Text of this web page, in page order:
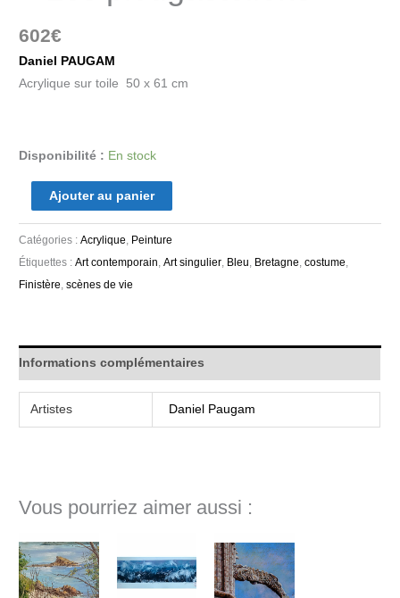
602€
Daniel PAUGAM
Acrylique sur toile 50 x 61 cm
Disponibilité : En stock
Ajouter au panier
Catégories :Acrylique, Peinture
Étiquettes :Art contemporain,Art singulier, Bleu, Bretagne,costume,
Finistère,scènes de vie
Informations complémentaires
Artistes Daniel Paugam
Vous pourriez aimer aussi :